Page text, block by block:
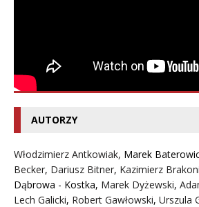
AUTORZY
Włodzimierz Antkowiak, Marek
Becker, Dariusz Bitner, Kazimierz
Dąbrowa - Kostka, Marek Dyżewski,
Lech Galicki, Robert Gawłowski, Urszula